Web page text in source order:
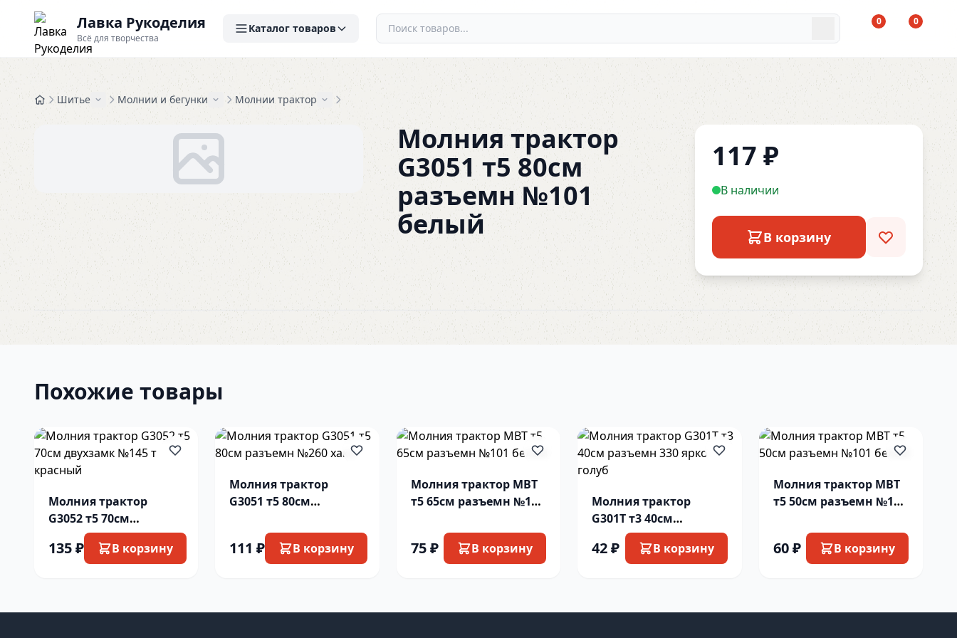
Лавка Рукоделия
Всё для творчества
Каталог товаров
0 0
Шитье Молнии и бегунки Молнии трактор
Молния трактор
G3051 т5 80см
разъемн №101
белый
117 ₽
В наличии
В корзину
Похожие товары
Молния трактор
G3052 т5 70см
двухзамк №145 т
красный
135 ₽ В корзину
Молния трактор
G3051 т5 80см
111 ₽ В корзину
Молния трактор MBT
т5 65см разъемн №101
75 ₽ В корзину
Молния трактор
G301T т3 40см
разъемн 330 ярко
голуб
42 ₽ В корзину
Молния трактор MBT
т5 50см разъемн №101
60 ₽ В корзину